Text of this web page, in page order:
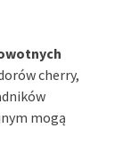
cherry,
mogą